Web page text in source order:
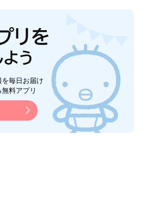
毎日お届け
料アプリ